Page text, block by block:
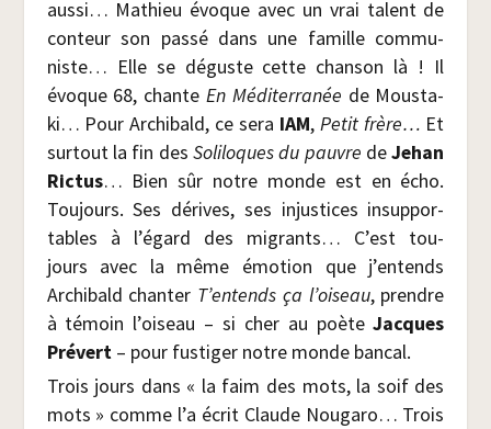
aus­si… Mathieu évoque avec un vrai talent de
conteur son pas­sé dans une famille com­mu­
niste… Elle se déguste cette chan­son là ! Il
évoque 68, chante En Médi­ter­ra­née de Mous­ta­
ki… Pour Archi­bald, ce sera IAM, Petit frère… Et
sur­tout la fin des Soli­loques du pauvre deJehan
Ric­tus… Bien sûr notre monde est en écho.
Tou­jours. Ses dérives, ses injus­tices insup­por­
tables à l’égard des migrants… C’est tou­
jours avec la même émo­tion que j’entends
Archi­bald chan­ter T’entends ça l’oiseau, prendre
à témoin l’oiseau – si cher au poèteJacques
Pré­vert– pour fus­ti­ger notre monde bancal.
Trois jours dans « la faim des mots, la soif des
mots » comme l’a écrit Claude Nou­ga­ro… Trois